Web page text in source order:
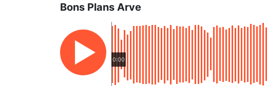
Bons Plans Arve
0:00